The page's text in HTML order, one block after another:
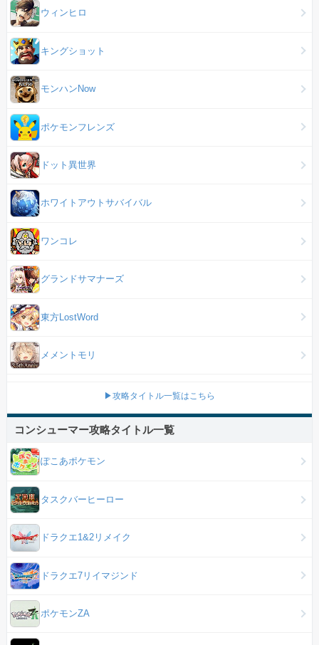
ウィンヒロ
キングショット
モンハンNow
ポケモンフレンズ
ドット異世界
ホワイトアウトサバイバル
ワンコレ
グランドサマナーズ
東方LostWord
メメントモリ
▶攻略タイトル一覧はこちら
コンシューマー攻略タイトル一覧
ぽこあポケモン
タスクバーヒーロー
ドラクエ1&2リメイク
ドラクエ7リイマジンド
ポケモンZA